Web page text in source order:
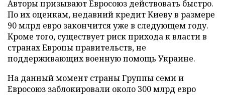
Авторы призывают Евросоюз действовать быстро.
По их оценкам, недавний кредит Киеву в размере
90 млрд евро закончится уже в следующем году.
Кроме того, существует риск прихода к власти в
странах Европы правительств, не
поддерживающих военную помощь Украине.
На данный момент страны Группы семи и
Евросоюз заблокировали около 300 млрд евро